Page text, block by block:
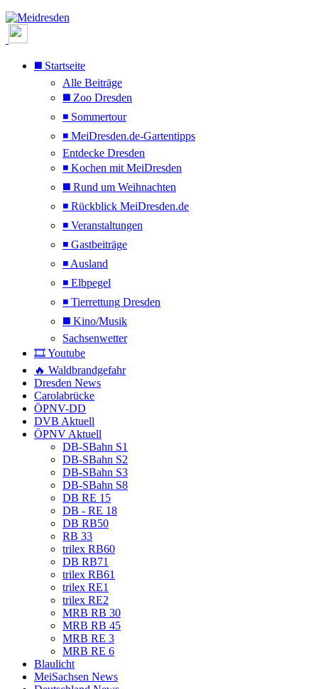
◼️ Startseite
Alle Beiträge
◼️ Zoo Dresden
◾ Sommertour
◾ MeiDresden.de-Gartentipps
Entdecke Dresden
◾ Kochen mit MeiDresden
◼️ Rund um Weihnachten
◾ Rückblick MeiDresden.de
◾ Veranstaltungen
◾ Gastbeiträge
◾ Ausland
◾ Elbpegel
◾ Tierrettung Dresden
◼️ Kino/Musik
Sachsenwetter
🎞️ Youtube
🔥 Waldbrandgefahr
Dresden News
Carolabrücke
ÖPNV-DD
DVB Aktuell
ÖPNV Aktuell
DB-SBahn S1
DB-SBahn S2
DB-SBahn S3
DB-SBahn S8
DB RE 15
DB - RE 18
DB RB50
RB 33
trilex RB60
DB RB71
trilex RB61
trilex RE1
trilex RE2
MRB RB 30
MRB RB 45
MRB RE 3
MRB RE 6
Blaulicht
MeiSachsen News